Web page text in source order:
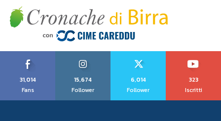
31,014
Fans
15,674
Follower
6,014
Follower
323
Iscritti